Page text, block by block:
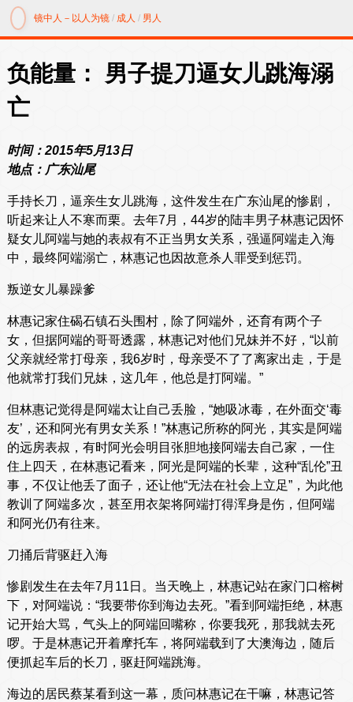
镜中人－以人为镜 / 成人 / 男人
负能量： 男子提刀逼女儿跳海溺
亡
时间：2015年5月13日
地点：广东汕尾
手持长刀，逼亲生女儿跳海，这件发生在广东汕尾的惨剧，
听起来让人不寒而栗。去年7月，44岁的陆丰男子林惠记因怀
疑女儿阿端与她的表叔有不正当男女关系，强逼阿端走入海
中，最终阿端溺亡，林惠记也因故意杀人罪受到惩罚。
叛逆女儿暴躁爹
林惠记家住碣石镇石头围村，除了阿端外，还育有两个子
女，但据阿端的哥哥透露，林惠记对他们兄妹并不好，“以前
父亲就经常打母亲，我6岁时，母亲受不了了离家出走，于是
他就常打我们兄妹，这几年，他总是打阿端。”
但林惠记觉得是阿端太让自己丢脸，“她吸冰毒，在外面交‘毒
友’，还和阿光有男女关系！”林惠记所称的阿光，其实是阿端
的远房表叔，有时阿光会明目张胆地接阿端去自己家，一住
住上四天，在林惠记看来，阿光是阿端的长辈，这种“乱伦”丑
事，不仅让他丢了面子，还让他“无法在社会上立足”，为此他
教训了阿端多次，甚至用衣架将阿端打得浑身是伤，但阿端
和阿光仍有往来。
刀捅后背驱赶入海
惨剧发生在去年7月11日。当天晚上，林惠记站在家门口榕树
下，对阿端说：“我要带你到海边去死。”看到阿端拒绝，林惠
记开始大骂，气头上的阿端回嘴称，你要我死，那我就去死
啰。于是林惠记开着摩托车，将阿端载到了大澳海边，随后
便抓起车后的长刀，驱赶阿端跳海。
海边的居民蔡某看到这一幕，质问林惠记在干嘛，林惠记答